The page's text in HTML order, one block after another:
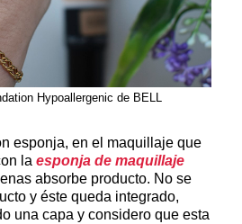
Hypoallergenic de BELL
esponja, en el maquillaje que
la esponja de maquillaje
absorbe producto. No se
y éste queda integrado,
una capa y considero que esta